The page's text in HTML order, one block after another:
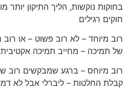
בחוקות נוקשות, הליך התיקון יותר
חוקים רגילים
רוב מיוחד – לא רוב פשוט – או
של תמיכה – מחייב תמיכה
קבלת החלטות – ליברלי אבל לא